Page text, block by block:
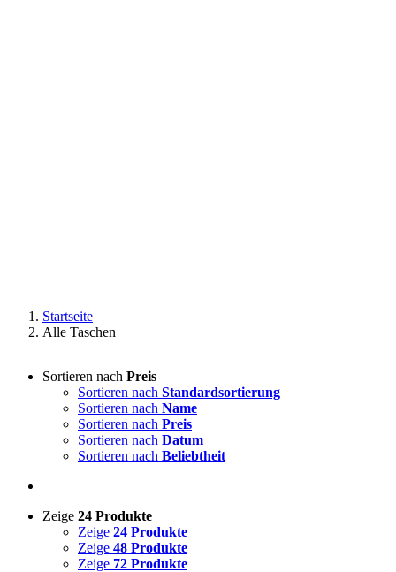
Startseite
Alle Taschen
Sortieren nach Preis
Sortieren nach Standardsortierung
Sortieren nach Name
Sortieren nach Preis
Sortieren nach Datum
Sortieren nach Beliebtheit
Zeige 24 Produkte
Zeige 24 Produkte
Zeige 48 Produkte
Zeige 72 Produkte